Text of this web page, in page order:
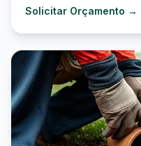
Solicitar Orçamento →